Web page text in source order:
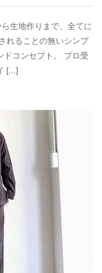
生地作りまで、全てに
れることの無いシンプ
ドコンセプト。 プロ受
[…]